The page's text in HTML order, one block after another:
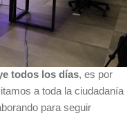
todos los días, es por
a toda la ciudadanía
para seguir